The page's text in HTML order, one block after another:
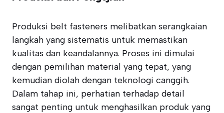
Produksi belt fasteners melibatkan serangkaian
langkah yang sistematis untuk memastikan
kualitas dan keandalannya. Proses ini dimulai
dengan pemilihan material yang tepat, yang
kemudian diolah dengan teknologi canggih.
Dalam tahap ini, perhatian terhadap detail
sangat penting untuk menghasilkan produk yang